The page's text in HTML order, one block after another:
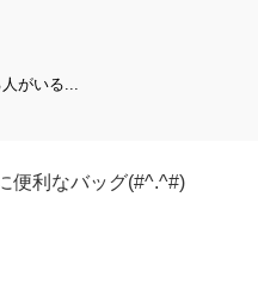
がいる...
便利なバッグ(#^.^#)